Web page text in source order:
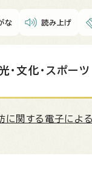
な 読み上げ
・文化・スポーツ
に関する電子によ